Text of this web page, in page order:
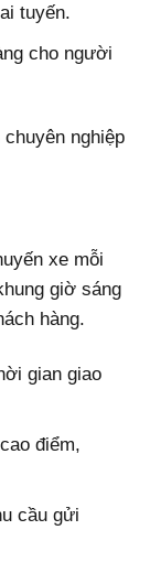
tuyến.
cho người
nghiệp
xe mỗi
giờ sáng
hàng.
gian giao
điểm,
cầu gửi